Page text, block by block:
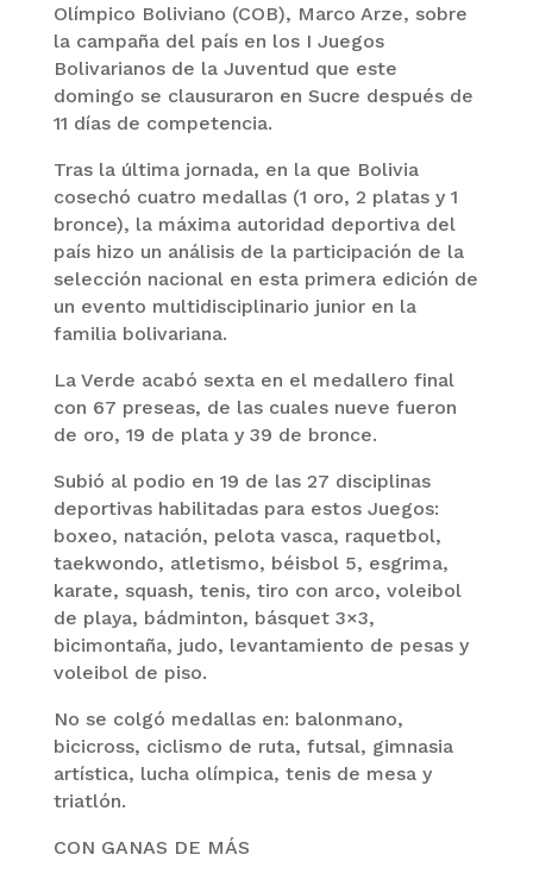
Olímpico Boliviano (COB), Marco Arze, sobre
la campaña del país en los I Juegos
Bolivarianos de la Juventud que este
domingo se clausuraron en Sucre después de
11 días de competencia.
Tras la última jornada, en la que Bolivia
cosechó cuatro medallas (1 oro, 2 platas y 1
bronce), la máxima autoridad deportiva del
país hizo un análisis de la participación de la
selección nacional en esta primera edición de
un evento multidisciplinario junior en la
familia bolivariana.
La Verde acabó sexta en el medallero final
con 67 preseas, de las cuales nueve fueron
de oro, 19 de plata y 39 de bronce.
Subió al podio en 19 de las 27 disciplinas
deportivas habilitadas para estos Juegos:
boxeo, natación, pelota vasca, raquetbol,
taekwondo, atletismo, béisbol 5, esgrima,
karate, squash, tenis, tiro con arco, voleibol
de playa, bádminton, básquet 3×3,
bicimontaña, judo, levantamiento de pesas y
voleibol de piso.
No se colgó medallas en: balonmano,
bicicross, ciclismo de ruta, futsal, gimnasia
artística, lucha olímpica, tenis de mesa y
triatlón.
CON GANAS DE MÁS